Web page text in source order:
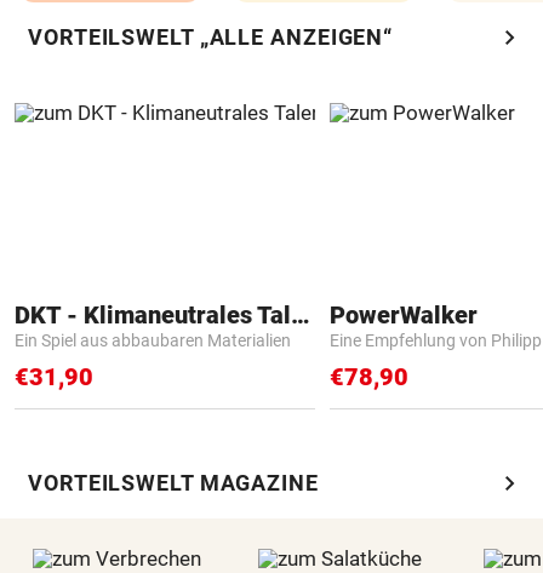
VORTEILSWELT „ALLE ANZEIGEN“ chevron_right
DKT - Klimaneutrales Talent
Ein Spiel aus abbaubaren Materialien
€31,90
PowerWalker
Eine Empfehlung von
€78,90
VORTEILSWELT MAGAZINE chevron_right